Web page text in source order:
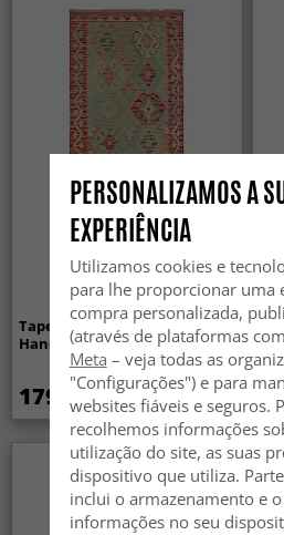
Tapete Oriental - Vegi Kelim
Hand Woven - 88 x 199 cm
179 €
PERSONALIZAMOS A
EXPERIÊNCIA
Utilizamos cookies e
para lhe proporcionar uma
compra personalizada,
(através de plataformas
Meta – veja todas as
"Configurações") e para
websites fiáveis e seguros.
recolhemos informações
utilização do site, as suas
dispositivo que utiliza.
inclui o armazenamento e o
informações no seu